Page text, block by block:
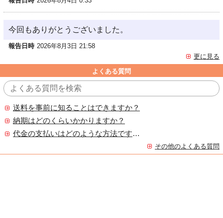
今回もありがとうございました。
報告日時 2026年8月3日 21:58
更に見る
よくある質問
送料を事前に知ることはできますか？
納期はどのくらいかかりますか？
代金の支払いはどのような方法ですか？
その他のよくある質問